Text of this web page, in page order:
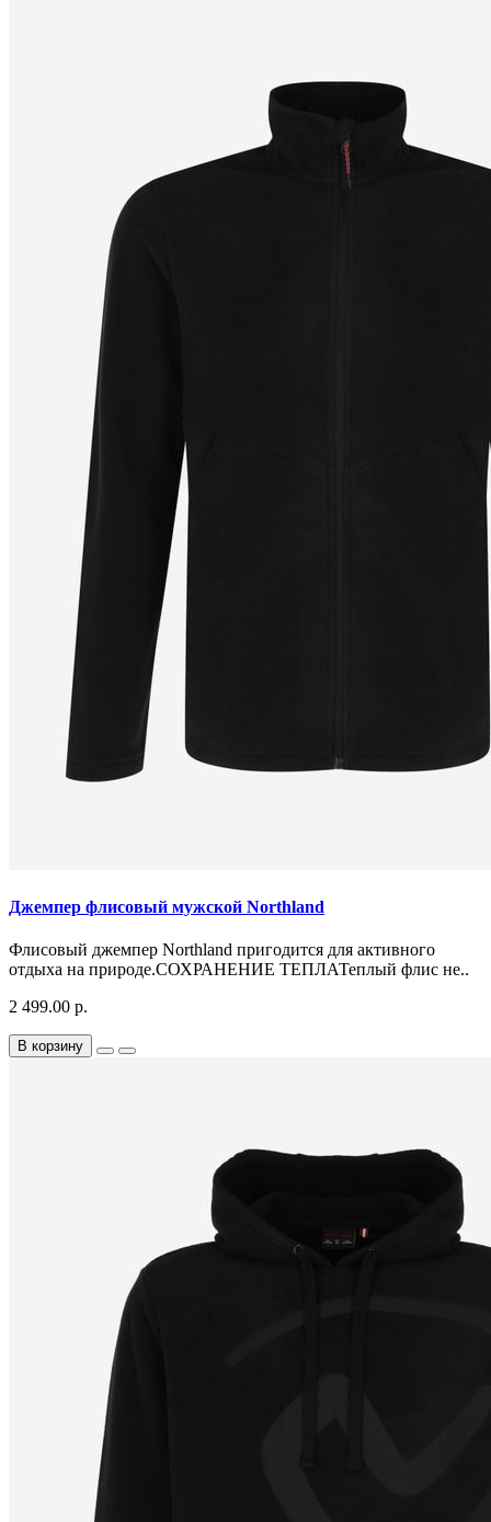
Джемпер флисовый мужской Northland
Флисовый джемпер Northland пригодится для активного
отдыха на природе.СОХРАНЕНИЕ ТЕПЛАТеплый флис не..
2 499.00 р.
В корзину